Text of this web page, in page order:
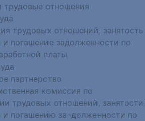
трудовые отношения
трудовых отношений, занятость
и погашение задолженности по
платы
партнерство
комиссия по
трудовых отношений, занятости
и погашению за¬долженности по